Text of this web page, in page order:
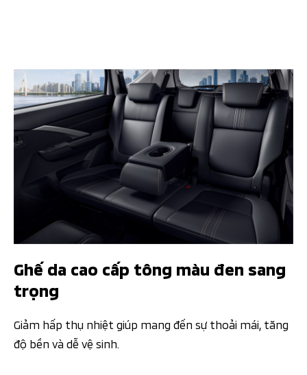
Ghế da cao cấp tông màu đen sang
trọng​
Giảm hấp thụ nhiệt giúp mang đến sự thoải mái, tăng
độ bền và dễ vệ sinh​.​